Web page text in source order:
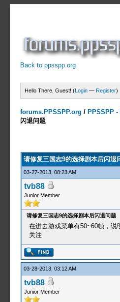
Back to ppsspp.org
Hello There, Guest! (Login — Register)
forums.PPSSPP.org / PPSSPP
闪退问题
请修复三国志9的选择剧本后闪退
03-27-2013, 08:23 AM
tvb88
Junior Member
请修复三国志9的选择剧本后闪退问题
在进去游戏菜单有50~60帧，
关注
03-28-2013, 03:12 AM
tvb88
Junior Member